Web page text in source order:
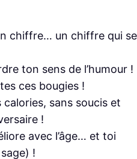
chiffre… un chiffre qui se
ton sens de l’humour !
ces bougies !
sans soucis et
!
avec l’âge… et toi
!